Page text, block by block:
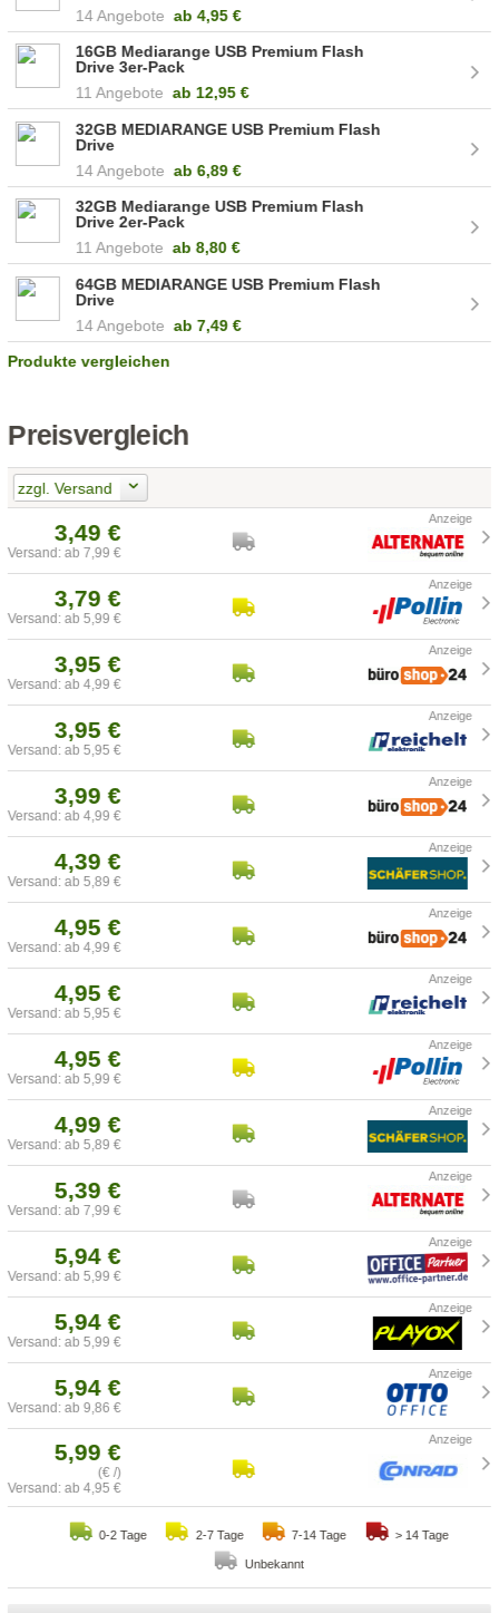
14 Angebote ab4,95 €
16GB Mediarange USB Premium Flash
Drive 3er-Pack
11 Angebote ab 12,95 €
32GB MEDIARANGE USB Premium Flash
Drive
14 Angebote ab 6,89 €
32GB Mediarange USB Premium Flash
Drive 2er-Pack
11 Angebote ab 8,80 €
64GB MEDIARANGE USB Premium Flash
Drive
14 Angebote ab 7,49 €
Produkte vergleichen
Preisvergleich
zzgl. Versand
3,49 €
Versand: ab 7,99 €
3,79 €
Versand: ab 5,99 €
3,95 €
Versand: ab 4,99 €
3,95 €
Versand: ab 5,95 €
3,99 €
Versand: ab 4,99 €
4,39 €
Versand: ab 5,89 €
4,95 €
Versand: ab 4,99 €
4,95 €
Versand: ab 5,95 €
4,95 €
Versand: ab 5,99 €
4,99 €
Versand: ab 5,89 €
5,39 €
Versand: ab 7,99 €
5,94 €
Versand: ab 5,99 €
5,94 €
Versand: ab 5,99 €
5,94 €
Versand: ab 9,86 €
5,99 €
(€ /)
Versand: ab 4,95 €
0-2 Tage 2-7 Tage 7-14 Tage > 14 Tage
Unbekannt